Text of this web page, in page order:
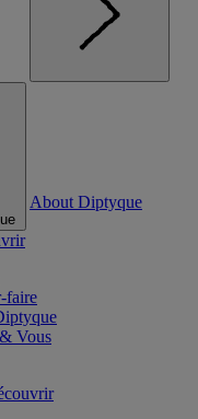
About Diptyque
faire
Vous